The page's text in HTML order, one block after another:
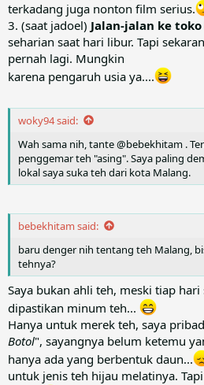
terkadang juga nonton film serius.
3. (saat jadoel) Jalan-jalan ke
seharian saat hari libur. Tapi
pernah lagi. Mungkin
karena pengaruh usia ya....
woky94 said:
Wah sama nih, tante @bebekhitam .
penggemar teh "asing". Saya paling
lokal saya suka teh dari kota Malang.
bebekhitam said:
baru denger nih tentang teh Malang,
tehnya?
Saya bukan ahli teh, meski tiap
dipastikan minum teh...
Hanya untuk merek teh, saya
Botol", sayangnya belum ketemu
hanya ada yang berbentuk daun...
untuk jenis teh hijau melatinya.